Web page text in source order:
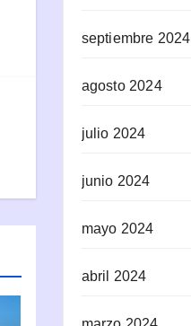
septiembre 2024
agosto 2024
julio 2024
junio 2024
mayo 2024
abril 2024